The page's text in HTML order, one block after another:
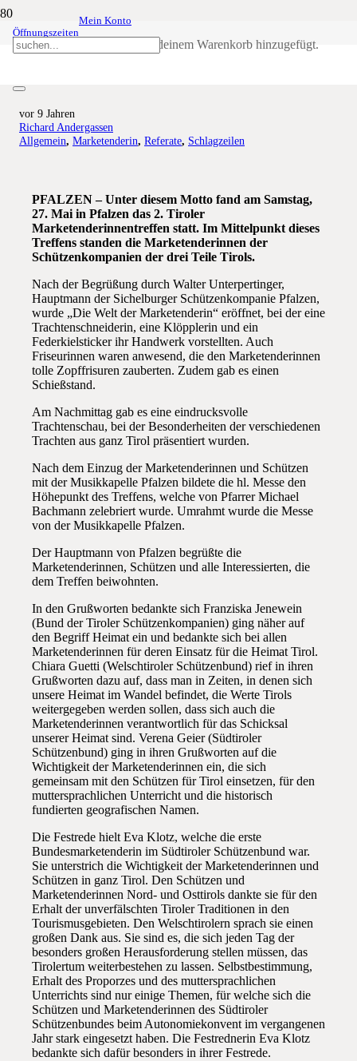
Öffnungszeiten
Mein Konto
wurde deinem Warenkorb hinzugefügt.
„Mir Tiroler Madln. Mitanonder für
vor 9 Jahren
Richard Andergassen
Allgemein, Marketenderin, Referate, Schlagzeilen
PFALZEN – Unter diesem Motto fand am Samstag,
27. Mai in Pfalzen das 2. Tiroler
Marketenderinnentreffen statt. Im Mittelpunkt dieses
Treffens standen die Marketenderinnen der
Schützenkompanien der drei Teile Tirols.
Nach der Begrüßung durch Walter Unterpertinger,
Hauptmann der Sichelburger Schützenkompanie Pfalzen,
wurde „Die Welt der Marketenderin“ eröffnet, bei der eine
Trachtenschneiderin, eine Klöpplerin und ein
Federkielsticker ihr Handwerk vorstellten. Auch
Friseurinnen waren anwesend, die den Marketenderinnen
tolle Zopffrisuren zauberten. Zudem gab es einen
Schießstand.
Am Nachmittag gab es eine eindrucksvolle
Trachtenschau, bei der Besonderheiten der verschiedenen
Trachten aus ganz Tirol präsentiert wurden.
Nach dem Einzug der Marketenderinnen und Schützen
mit der Musikkapelle Pfalzen bildete die hl. Messe den
Höhepunkt des Treffens, welche von Pfarrer Michael
Bachmann zelebriert wurde. Umrahmt wurde die Messe
von der Musikkapelle Pfalzen.
Der Hauptmann von Pfalzen begrüßte die
Marketenderinnen, Schützen und alle Interessierten, die
dem Treffen beiwohnten.
In den Grußworten bedankte sich Franziska Jenewein
(Bund der Tiroler Schützenkompanien) ging näher auf
den Begriff Heimat ein und bedankte sich bei allen
Marketenderinnen für deren Einsatz für die Heimat Tirol.
Chiara Guetti (Welschtiroler Schützenbund) rief in ihren
Grußworten dazu auf, dass man in Zeiten, in denen sich
unsere Heimat im Wandel befindet, die Werte Tirols
weitergegeben werden sollen, dass sich auch die
Marketenderinnen verantwortlich für das Schicksal
unserer Heimat sind. Verena Geier (Südtiroler
Schützenbund) ging in ihren Grußworten auf die
Wichtigkeit der Marketenderinnen ein, die sich
gemeinsam mit den Schützen für Tirol einsetzen, für den
muttersprachlichen Unterricht und die historisch
fundierten geografischen Namen.
Die Festrede hielt Eva Klotz, welche die erste
Bundesmarketenderin im Südtiroler Schützenbund war.
Sie unterstrich die Wichtigkeit der Marketenderinnen und
Schützen in ganz Tirol. Den Schützen und
Marketenderinnen Nord- und Osttirols dankte sie für den
Erhalt der unverfälschten Tiroler Traditionen in den
Tourismusgebieten. Den Welschtirolern sprach sie einen
großen Dank aus. Sie sind es, die sich jeden Tag der
besonders großen Herausforderung stellen müssen, das
Tirolertum weiterbestehen zu lassen. Selbstbestimmung,
Erhalt des Proporzes und des muttersprachlichen
Unterrichts sind nur einige Themen, für welche sich die
Schützen und Marketenderinnen des Südtiroler
Schützenbundes beim Autonomiekonvent im vergangenen
Jahr stark eingesetzt haben. Die Festrednerin Eva Klotz
bedankte sich dafür besonders in ihrer Festrede.